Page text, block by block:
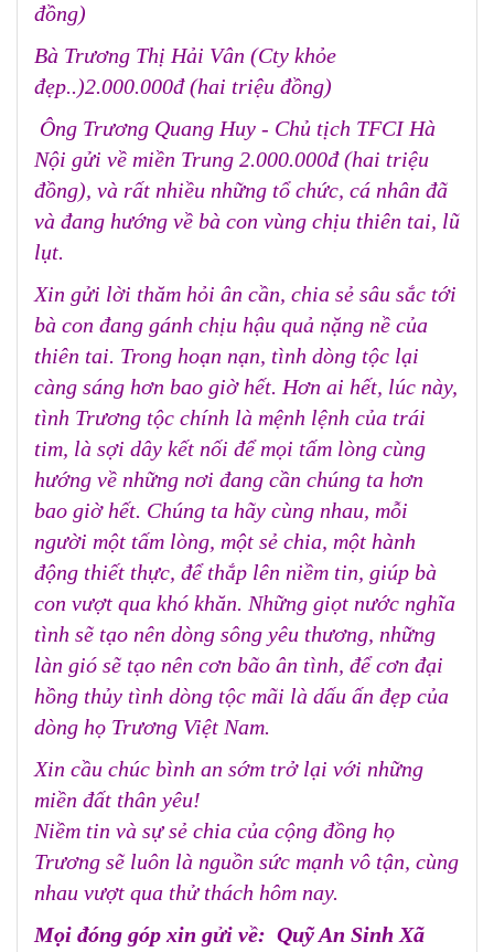
đồng)
Bà Trương Thị Hải Vân (Cty khỏe
đẹp..)2.000.000đ (hai triệu đồng)
Ông Trương Quang Huy - Chủ tịch TFCI Hà
Nội gửi về miền Trung 2.000.000đ (hai triệu
đồng), và rất nhiều những tổ chức, cá nhân đã
và đang hướng về bà con vùng chịu thiên tai, lũ
lụt.
Xin gửi lời thăm hỏi ân cần, chia sẻ sâu sắc tới
bà con đang gánh chịu hậu quả nặng nề của
thiên tai. Trong hoạn nạn, tình dòng tộc lại
càng sáng hơn bao giờ hết. Hơn ai hết, lúc này,
tình Trương tộc chính là mệnh lệnh của trái
tim, là sợi dây kết nối để mọi tấm lòng cùng
hướng về những nơi đang cần chúng ta hơn
bao giờ hết. Chúng ta hãy cùng nhau, mỗi
người một tấm lòng, một sẻ chia, một hành
động thiết thực, để thắp lên niềm tin, giúp bà
con vượt qua khó khăn. Những giọt nước nghĩa
tình sẽ tạo nên dòng sông yêu thương, những
làn gió sẽ tạo nên cơn bão ân tình, để cơn đại
hồng thủy tình dòng tộc mãi là dấu ấn đẹp của
dòng họ Trương Việt Nam.
Xin cầu chúc bình an sớm trở lại với những
miền đất thân yêu!
Niềm tin và sự sẻ chia của cộng đồng họ
Trương sẽ luôn là nguồn sức mạnh vô tận, cùng
nhau vượt qua thử thách hôm nay.
Mọi đóng góp xin gửi về: Quỹ An Sinh Xã